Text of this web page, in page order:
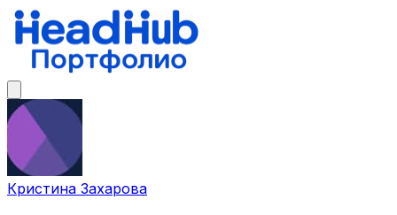
Кристина Захарова